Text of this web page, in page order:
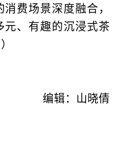
费场景深度融合，
元、有趣的沉浸式茶
编辑：山晓倩